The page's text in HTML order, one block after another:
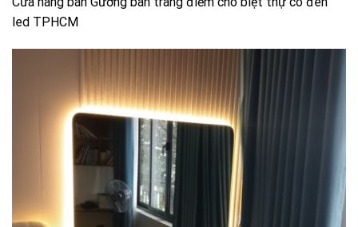
led TPHCM